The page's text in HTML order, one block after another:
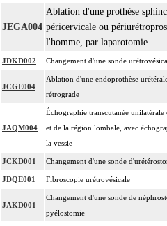
JEGA004
Ablation d'une prothèse
péricervicale ou
l'homme, par laparotomie
JDKD002 Changement d'une sonde
JCGE004
Ablation d'une endoprothèse
rétrograde
JAQM004
Échographie transcutanée
et de la région lombale, avec
la vessie
JCKD001 Changement d'une sonde
JDQE001 Fibroscopie urétrovésicale
JAKD001
Changement d'une sonde de
pyélostomie